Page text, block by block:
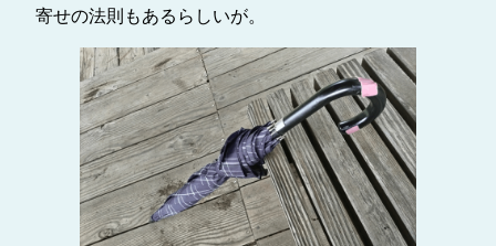
寄せの法則もあるらしいが。